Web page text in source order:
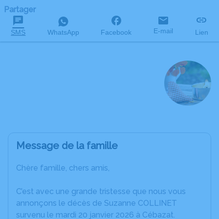
Partager
SMS WhatsApp Facebook E-mail Lien
Message de la famille
Chère famille, chers amis,
C’est avec une grande tristesse que nous vous
annonçons le décès de Suzanne COLLINET
survenu le mardi 20 janvier 2026 à Cébazat.